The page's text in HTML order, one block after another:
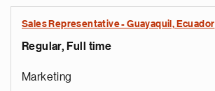
Sales Representative - Guayaquil, Ecuador
Regular, Full time
Marketing